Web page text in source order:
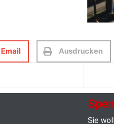
Email Ausdrucken
Sie